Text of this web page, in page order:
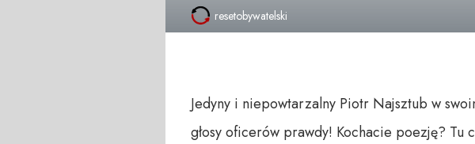
resetobywatelski
Jedyny i niepowtarzalny Piotr Najsztub w
głosy oficerów prawdy! Kochacie poezję? Tu